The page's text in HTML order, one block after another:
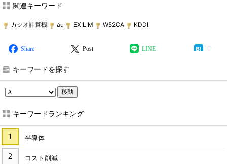
関連キーワード
カシオ計算機 au EXILIM W52CA KDDI
Share Post LINE
キーワードを探す
移動
キーワードランキング
半導体
コスト削減